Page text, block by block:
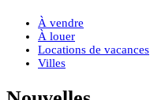
À vendre
À louer
Locations de vacances
Villes